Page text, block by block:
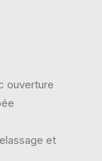
ouverture
et